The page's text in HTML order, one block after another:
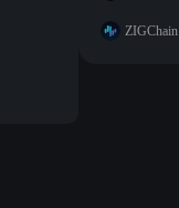
ZIGChain